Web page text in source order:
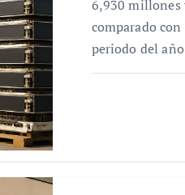
6,930 millones
comparado
periodo del